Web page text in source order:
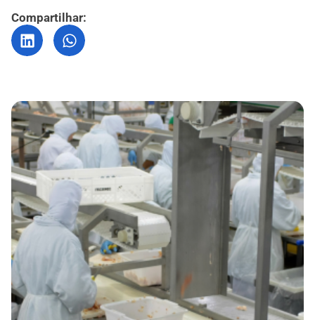
Compartilhar: